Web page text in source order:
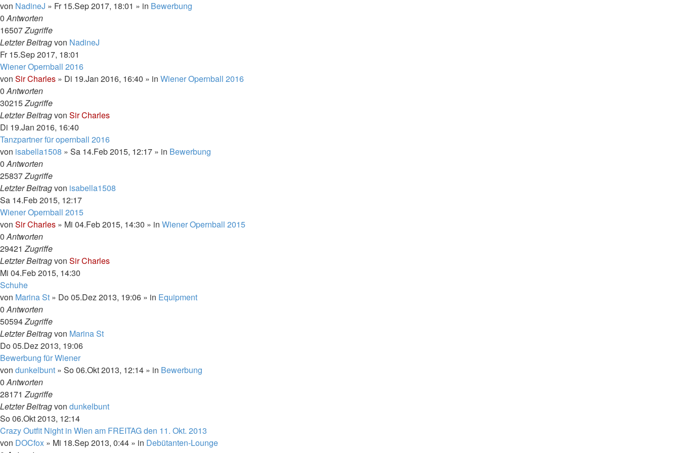
von NadineJ » Fr 15.Sep 2017, 18:01 » in Bewerbung
0Antworten
16507Zugriffe
Letzter Beitragvon NadineJ
Fr 15.Sep 2017, 18:01
Wiener Opernball 2016
von Sir Charles » Di 19.Jan 2016, 16:40 » in Wiener Opernball 2016
0Antworten
30215Zugriffe
Letzter Beitragvon Sir Charles
Di 19.Jan 2016, 16:40
Tanzpartner für opernball 2016
von isabella1508 » Sa 14.Feb 2015, 12:17 » in Bewerbung
0Antworten
25837Zugriffe
Letzter Beitragvon isabella1508
Sa 14.Feb 2015, 12:17
Wiener Opernball 2015
von Sir Charles » Mi 04.Feb 2015, 14:30 » in Wiener Opernball 2015
0Antworten
29421Zugriffe
Letzter Beitragvon Sir Charles
Mi 04.Feb 2015, 14:30
Schuhe
von Marina St » Do 05.Dez 2013, 19:06 » in Equipment
0Antworten
50594Zugriffe
Letzter Beitragvon Marina St
Do 05.Dez 2013, 19:06
Bewerbung für Wiener
von dunkelbunt » So 06.Okt 2013, 12:14 » in Bewerbung
0Antworten
28171Zugriffe
Letzter Beitragvon dunkelbunt
So 06.Okt 2013, 12:14
Crazy Outfit Night in Wien am FREITAG den 11. Okt. 2013
von DOCfox » Mi 18.Sep 2013, 0:44 » in Debütanten-Lounge